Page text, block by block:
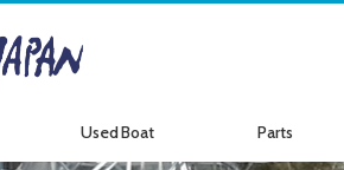
Used Boat Parts